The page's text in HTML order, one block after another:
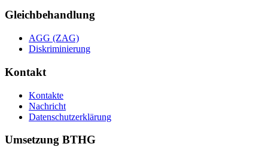
Gleichbehandlung
AGG (ZAG)
Diskriminierung
Kontakt
Kontakte
Nachricht
Datenschutzerklärung
Umsetzung BTHG